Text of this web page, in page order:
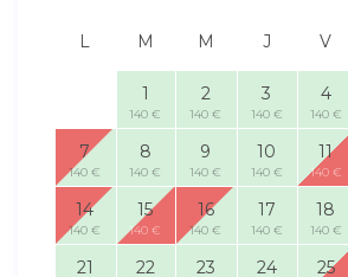
L M M J V
1
140 €
2
140 €
3
140 €
4
140 €
7
140 €
8
140 €
9
140 €
10
140 €
11
140 €
14
140 €
15
140 €
16
140 €
17
140 €
18
140 €
21 22 23 24 25